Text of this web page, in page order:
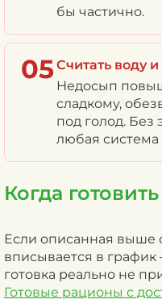
бы частично.
05Считать воду
Недосып
сладкому,
под голод. Без
любая система
Когда
Если описанная выше
вписывается в график
готовка реально не
Готовые рационы с